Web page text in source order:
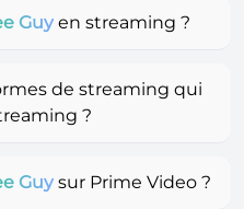
Guyen streaming ?
de streaming qui
?
Guysur Prime Video ?